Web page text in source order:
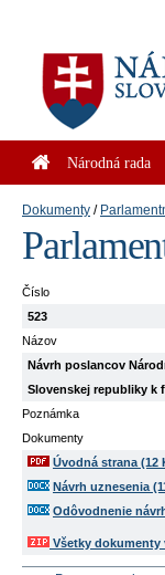
Národná rada
Dokumenty
Číslo
523
Názov
Návrh poslancov
Slovenskej republiky k
Poznámka
Dokumenty
Úvodná strana (12
Návrh uznesenia
Odôvodnenie
Všetky dokumenty